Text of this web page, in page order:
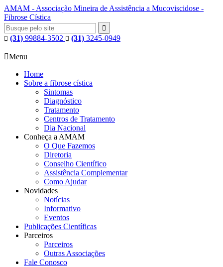
AMAM - Associação Mineira de Assistência a Mucoviscidose -
Fibrose Cística

 (31) 99884-3502  (31) 3245-0949
Menu
Home
Sobre a fibrose cística
Sintomas
Diagnóstico
Tratamento
Centros de Tratamento
Dia Nacional
Conheça a AMAM
O Que Fazemos
Diretoria
Conselho Científico
Assistência Complementar
Como Ajudar
Novidades
Notícias
Informativo
Eventos
Publicações Científicas
Parceiros
Parceiros
Outras Associações
Fale Conosco